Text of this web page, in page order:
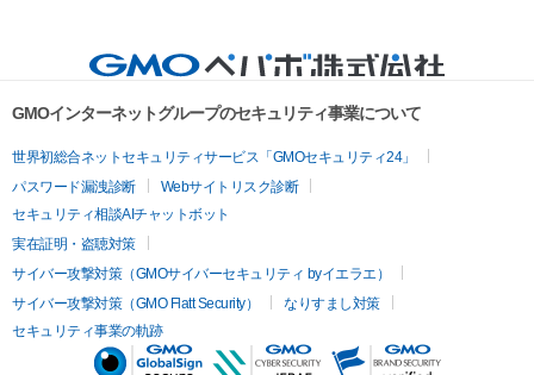
GMOインターネットグループのセキュリティ事業について
世界初総合ネットセキュリティサービス「GMOセキュリティ24」
パスワード漏洩診断
Webサイトリスク診断
セキュリティ相談AIチャットボット
実在証明・盗聴対策
サイバー攻撃対策（GMOサイバーセキュリティ byイエラエ）
サイバー攻撃対策（GMO Flatt Security）
なりすまし対策
セキュリティ事業の軌跡